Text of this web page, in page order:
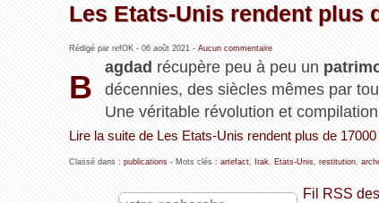
Les Etats-Unis rendent plus
Rédigé par refOK - 06 août 2021- Aucun commentaire
B
agdad récupère peu à peu un
décennies, des siècles mêmes par
Une véritable révolution et
Lire la suite de Les Etats-Unis rendent plus de
Classé dans : publications- Mots clés : artefact, Irak, Etats-Unis, restitution,
Fil RSS